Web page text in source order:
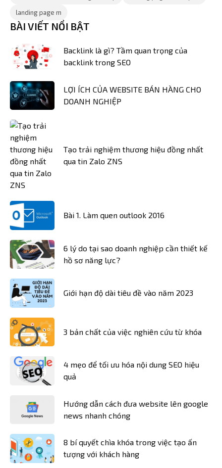
landing page m
BÀI VIẾT NỔI BẬT
Backlink là gì? Tầm quan trọng của
backlink trong SEO
LỢI ÍCH CỦA WEBSITE BÁN HÀNG CHO
DOANH NGHIỆP
Tạo trải nghiệm thương hiệu đồng nhất
qua tin Zalo ZNS
Bài 1. Làm quen outlook 2016
6 lý do tại sao doanh nghiệp cần thiết kế
hồ sơ năng lực?
Giới hạn độ dài tiêu đề vào năm 2023
3 bản chất của việc nghiên cứu từ khóa
4 mẹo để tối ưu hóa nội dung SEO hiệu
quả
Hướng dẫn cách đưa website lên google
news nhanh chóng
8 bí quyết chìa khóa trong việc tạo ấn
tượng với khách hàng